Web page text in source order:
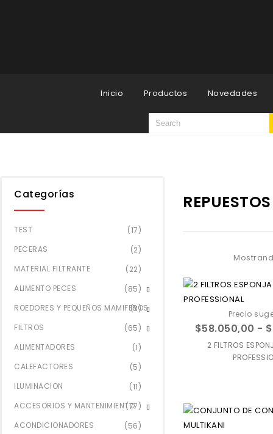
Inicio Productos Novedades
REPUESTOS
Precio
$58.050,00 - $
2 FILTROS
Categorías
TEST
(17)
PECERAS
(2)
MATERIAL FILTRANTE
(22)
ALIMENTO PECES
(85)
ROEDORES Y PEQUEÑOS MAMIFEROS
(3)
FILTROS
(65)
ALIMENTADORES
(1)
CALEFACTORES
(5)
ILUMINACION
(11)
ACCESORIOS Y MANTENIMIENTO
(77)
ACONDICIONADORES
(56)